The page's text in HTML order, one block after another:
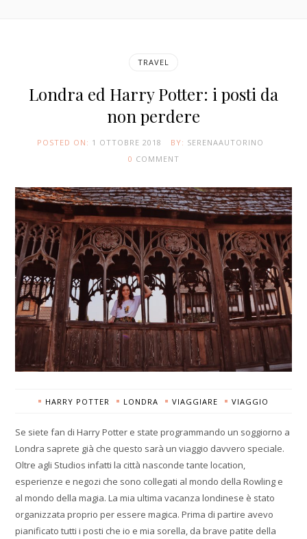
TRAVEL
Londra ed Harry Potter: i posti da
non perdere
POSTED ON: 1 OTTOBRE 2018 BY: SERENAAUTORINO
0 COMMENT
HARRY POTTER LONDRA VIAGGIARE VIAGGIO
Se siete fan di Harry Potter e state programmando un soggiorno a
Londra saprete già che questo sarà un viaggio davvero speciale.
Oltre agli Studios infatti la città nasconde tante location,
esperienze e negozi che sono collegati al mondo della Rowling e
al mondo della magia. La mia ultima vacanza londinese è stato
organizzata proprio per essere magica. Prima di partire avevo
pianificato tutti i posti che io e mia sorella, da brave patite della